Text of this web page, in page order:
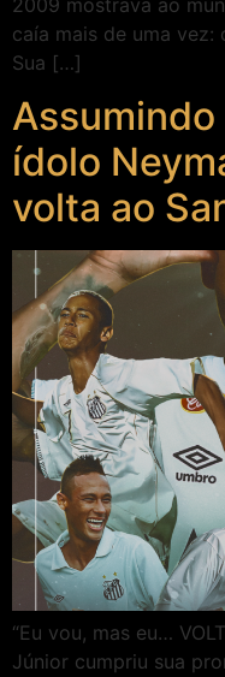
caía mais de uma
Sua […]
Assumindo
ídolo
volta ao
“Eu vou, mas eu…
Júnior cumpriu sua